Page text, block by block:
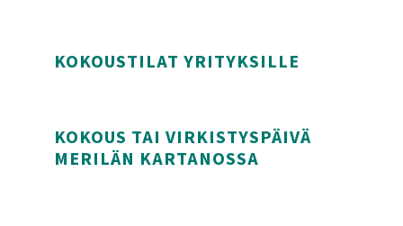
KOKOUSTILAT YRITYKSILLE
KOKOUS TAI VIRKISTYSPÄIVÄ
MERILÄN KARTANOSSA